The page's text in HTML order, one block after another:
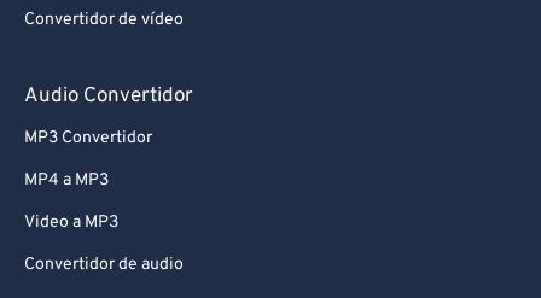
Convertidor de vídeo
Audio Convertidor
MP3 Convertidor
MP4 a MP3
Video a MP3
Convertidor de audio